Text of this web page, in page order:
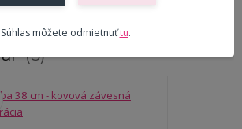
5
Súhlas môžete odmietnuťtu.